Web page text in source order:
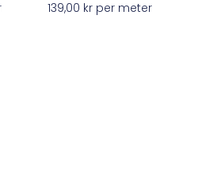
139,00 krper meter